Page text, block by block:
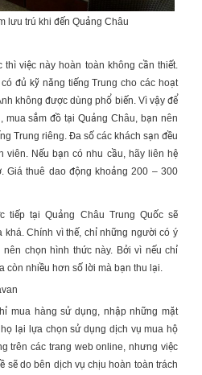
lưu trú khi đến Quảng Châu
thì việc này hoàn toàn không cần thiết.
đủ kỹ năng tiếng Trung cho các hoạt
không được dùng phổ biến. Vì vậy để
mua sắm đồ tại Quảng Châu, bạn nên
Trung riêng. Đa số các khách sạn đều
viên. Nếu bạn có nhu cầu, hãy liên hệ
Giá thuê dao động khoảng 200 – 300
tiếp tại Quảng Châu Trung Quốc sẽ
khá. Chính vì thế, chỉ những người có ý
chọn hình thức này. Bởi vì nếu chỉ
còn nhiều hơn số lời mà bạn thu lại.
mua hàng sử dụng, nhập những mặt
lại lựa chọn sử dụng dịch vụ mua hộ
trên các trang web online, nhưng việc
sẽ do bên dịch vụ chịu hoàn toàn trách